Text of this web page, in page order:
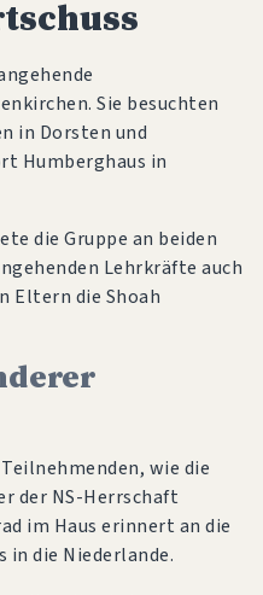
Sie besuchten
in Dorsten und
Humberghaus in
die Gruppe an beiden
Lehrkräfte auch
Eltern die Shoah
wie die
der NS-Herrschaft
im Haus erinnert an die
die Niederlande.